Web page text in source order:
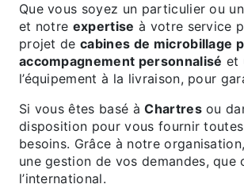
Que vous soyez un particulier ou
et notre expertise à votre service
projet decabines de microbillage
accompagnement personnalisé et
l’équipement à la livraison, pour
Si vous êtes basé àChartresou
disposition pour vous fournir
besoins. Grâce à notre
une gestion de vos demandes,
l’international.